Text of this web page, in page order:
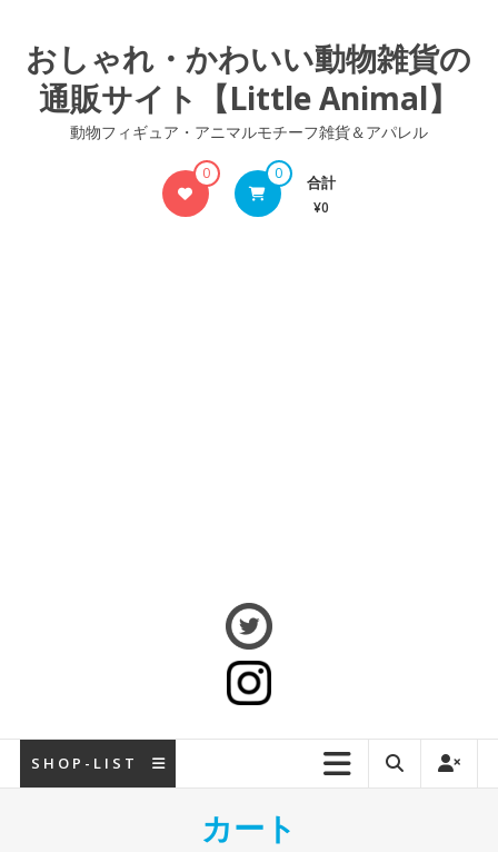
おしゃれ・かわいい動物雑貨の
通販サイト【Little Animal】
動物フィギュア・アニマルモチーフ雑貨＆アパレル
0 0 合計
¥0
S H O P - L I S T
カート